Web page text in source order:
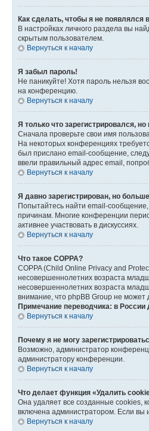
Как сделать, чтобы я не появлялся
В настройках личного раздела вы
скрытым пользователем.
Вернуться к началу
Я забыл пароль!
Не паникуйте! Хотя пароль нельзя
на конференцию.
Вернуться к началу
Я только что зарегистрировался, но
Сначала проверьте свои имя
На некоторых конференциях
был прислано email-сообщение,
ввели правильный адрес email,
Вернуться к началу
Я давно зарегистрирован, но
Попытайтесь найти email-сообщение,
причинам. Многие конференции
активнее участвовать в дискуссиях.
Вернуться к началу
Что такое COPPA?
COPPA (Child Online Privacy and
несовершеннолетних возраста
несовершеннолетних возраста
внимание, что phpBB Group не может
Примечание переводчика: в
Вернуться к началу
Почему я не могу
Возможно, администратор
администратору конференции.
Вернуться к началу
Что делает функция «Удалить
Она удаляет все созданные cookies,
включена администратором. Если вы
Вернуться к началу